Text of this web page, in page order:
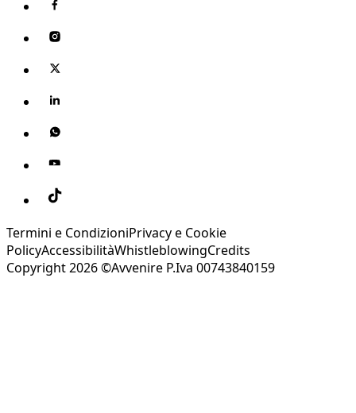
Termini e CondizioniPrivacy e Cookie
PolicyAccessibilitàWhistleblowingCredits
Copyright 2026 ©Avvenire P.Iva 00743840159